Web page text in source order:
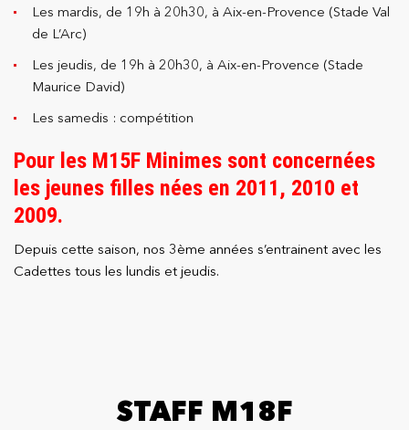
Les mardis, de 19h à 20h30, à Aix-en-Provence (Stade Val
de L’Arc)
Les jeudis, de 19h à 20h30, à Aix-en-Provence (Stade
Maurice David)
Les samedis : compétition
Pour les M15F Minimes sont concernées
les jeunes filles nées en 2011, 2010 et
2009.
Depuis cette saison, nos 3ème années s’entrainent avec les
Cadettes tous les lundis et jeudis.
STAFF M18F